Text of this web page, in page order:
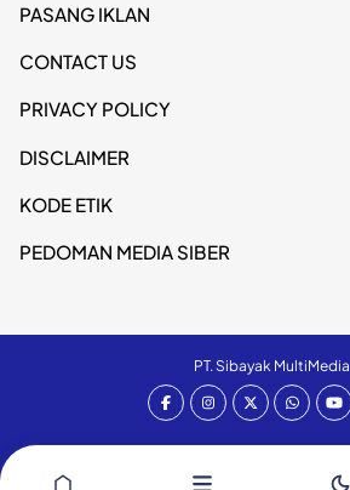
PASANG IKLAN
CONTACT US
PRIVACY POLICY
DISCLAIMER
KODE ETIK
PEDOMAN MEDIA SIBER
PT. Sibayak MultiMedia